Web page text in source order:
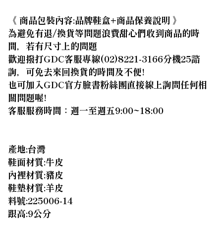
《 商品包裝內容:品牌鞋盒+商品保養說明 》
為避免有退/換貨等問題浪費甜心們收到商品的時
間，若有尺寸上的問題
歡迎撥打GDC客服專線(02)8221-3166分機25諮
詢，可免去來回換貨的時間及不便!
也可加入GDC官方臉書粉絲團直接線上詢問任何相
關問題喔!
客服服務時間：週一至週五9:00~18:00
產地:台灣
鞋面材質:牛皮
內裡材質:豬皮
鞋墊材質:羊皮
料號:225006-14
跟高:9公分